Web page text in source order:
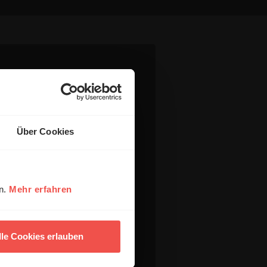
Über Cookies
Mehr erfahren
Cookies erlauben